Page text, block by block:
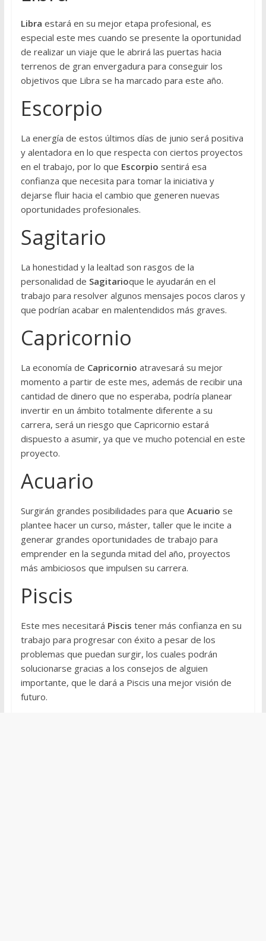
Libra estará en su mejor etapa profesional, es
especial este mes cuando se presente la oportunidad
de realizar un viaje que le abrirá las puertas hacia
terrenos de gran envergadura para conseguir los
objetivos que Libra se ha marcado para este año.
Escorpio
La energía de estos últimos días de junio será positiva
y alentadora en lo que respecta con ciertos proyectos
en el trabajo, por lo que Escorpio sentirá esa
confianza que necesita para tomar la iniciativa y
dejarse fluir hacia el cambio que generen nuevas
oportunidades profesionales.
Sagitario
La honestidad y la lealtad son rasgos de la
personalidad de Sagitarioque le ayudarán en el
trabajo para resolver algunos mensajes pocos claros y
que podrían acabar en malentendidos más graves.
Capricornio
La economía de Capricornio atravesará su mejor
momento a partir de este mes, además de recibir una
cantidad de dinero que no esperaba, podría planear
invertir en un ámbito totalmente diferente a su
carrera, será un riesgo que Capricornio estará
dispuesto a asumir, ya que ve mucho potencial en este
proyecto.
Acuario
Surgirán grandes posibilidades para que Acuario se
plantee hacer un curso, máster, taller que le incite a
generar grandes oportunidades de trabajo para
emprender en la segunda mitad del año, proyectos
más ambiciosos que impulsen su carrera.
Piscis
Este mes necesitará Piscis tener más confianza en su
trabajo para progresar con éxito a pesar de los
problemas que puedan surgir, los cuales podrán
solucionarse gracias a los consejos de alguien
importante, que le dará a Piscis una mejor visión de
futuro.